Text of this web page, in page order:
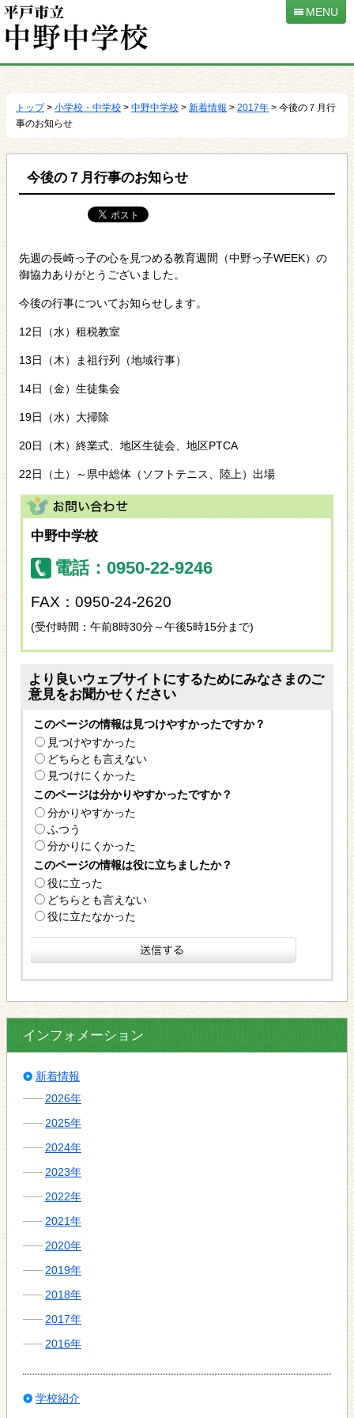
動
MENU
トップ> 小学校・中学校 > 中野中学校 > 新着情報 > 2017年 > 今後の７月行
事のお知らせ
今後の７月行事のお知らせ
先週の長崎っ子の心を見つめる教育週間（中野っ子WEEK）の
御協力ありがとうございました。
今後の行事についてお知らせします。
12日（水）租税教室
13日（木）ま祖行列（地域行事）
14日（金）生徒集会
19日（水）大掃除
20日（木）終業式、地区生徒会、地区PTCA
22日（土）～県中総体（ソフトテニス、陸上）出場
中野中学校
電話：0950-22-9246
FAX：0950-24-2620
(受付時間：午前8時30分～午後5時15分まで)
より良いウェブサイトにするためにみなさまのご
意見をお聞かせください
このページの情報は見つけやすかったですか？
見つけやすかった
どちらとも言えない
見つけにくかった
このページは分かりやすかったですか？
分かりやすかった
ふつう
分かりにくかった
このページの情報は役に立ちましたか？
役に立った
どちらとも言えない
役に立たなかった
インフォメーション
新着情報
2026年
2025年
2024年
2023年
2022年
2021年
2020年
2019年
2018年
2017年
2016年
学校紹介